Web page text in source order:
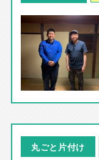
丸ごと片付け